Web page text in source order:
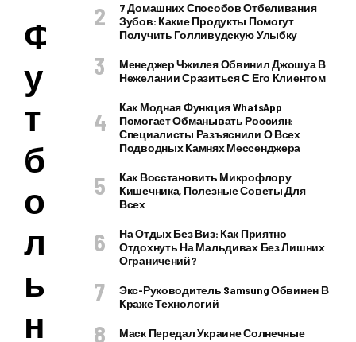
Ф
у
т
б
о
л
ь
н
7 Домашних Способов Отбеливания
Зубов: Какие Продукты Помогут
Получить Голливудскую Улыбку
Менеджер Чжилея Обвинил Джошуа В
Нежелании Сразиться С Его Клиентом
Как Модная Функция WhatsApp
Помогает Обманывать Россиян:
Специалисты Разъяснили О Всех
Подводных Камнях Мессенджера
Как Восстановить Микрофлору
Кишечника, Полезные Советы Для
Всех
На Отдых Без Виз: Как Приятно
Отдохнуть На Мальдивах Без Лишних
Ограничений?
Экс-Руководитель Samsung Обвинен В
Краже Технологий
Маск Передал Украине Солнечные